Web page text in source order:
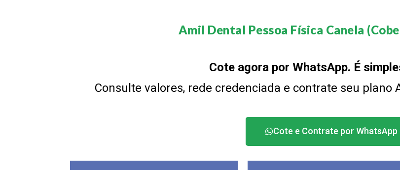
Amil Dental Pessoa Física Canela
Cote agora por WhatsApp. É
Consulte valores, rede credenciada e contrate seu
Cote e Contrate por WhatsApp